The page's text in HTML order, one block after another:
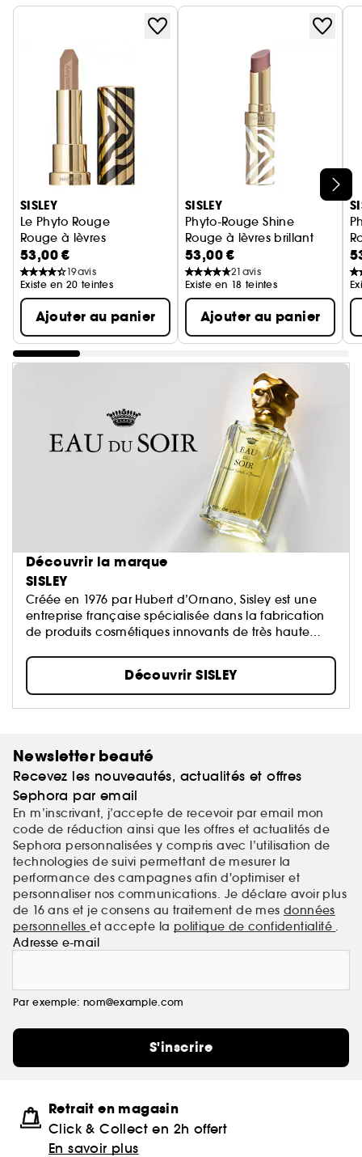
Ignorer le carrousel produits
SISLEY
Le Phyto Rouge
Rouge à lèvres
53,00 €
19avis
Existe en 20 teintes
Ajouter au panier
SISLEY
Phyto-Rouge Shine
Rouge à lèvres brillant
53,00 €
21 avis
Existe en 18 teintes
Ajouter au panier
Découvrir la marque
SISLEY
Créée en 1976 par Hubert d’Ornano, Sisley est une
entreprise française spécialisée dans la fabrication
de produits cosmétiques innovants de très haute
Découvrir SISLEY
Newsletter beauté
Recevez les nouveautés, actualités et offres
Sephora par email
En m’inscrivant, j’accepte de recevoir par email mon
code de réduction ainsi que les offres et actualités de
Sephora personnalisées y compris avec l’utilisation de
technologies de suivi permettant de mesurer la
performance des campagnes afin d'optimiser et
personnaliser nos communications. Je déclare avoir plus
de 16 ans et je consens au traitement de mes données
personnelleset accepte la politique de confidentialité .
Adresse e-mail
Par exemple: nom@example.com
S'inscrire
Retrait en magasin
Click & Collect en 2h offert
En savoir plus